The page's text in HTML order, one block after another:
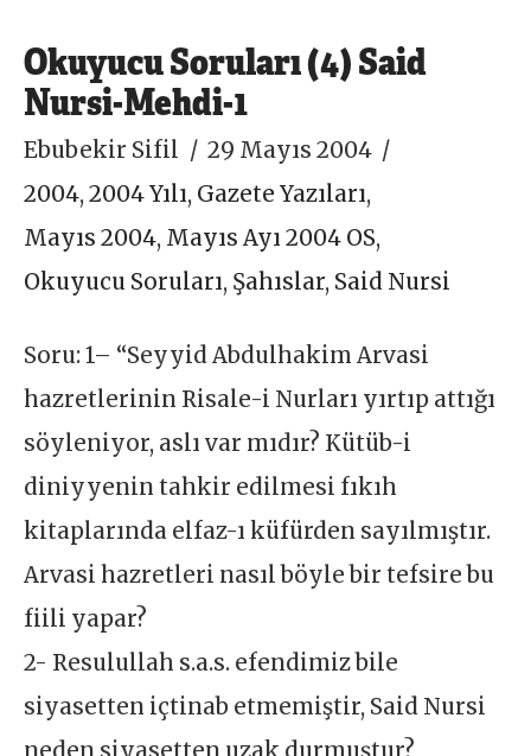
Okuyucu Soruları (4) Said
Nursi-Mehdi-1
Ebubekir Sifil
29 Mayıs 2004
2004,2004 Yılı, Gazete Yazıları,
Mayıs 2004, Mayıs Ayı 2004 OS,
Okuyucu Soruları, Şahıslar, Said Nursi
Soru: 1– “Seyyid Abdulhakim Arvasi
hazretlerinin Risale-i Nurları yırtıp attığı
söyleniyor, aslı var mıdır? Kütüb-i
diniyyenin tahkir edilmesi fıkıh
kitaplarında elfaz-ı küfürden sayılmıştır.
Arvasi hazretleri nasıl böyle bir tefsire bu
fiili yapar?
2- Resulullah s.a.s. efendimiz bile
siyasetten içtinab etmemiştir, Said Nursi